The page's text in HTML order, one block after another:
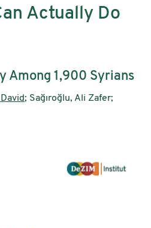
Actually Do
Among 1,900 Syrians
; Sağıroğlu, Ali Zafer;